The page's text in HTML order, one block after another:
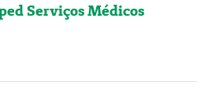
Serviços Médicos